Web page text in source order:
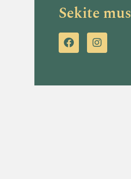
Sekite mus